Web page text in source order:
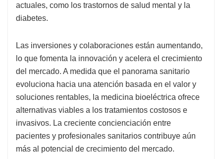
actuales, como los trastornos de salud mental y la
diabetes.
Las inversiones y colaboraciones están aumentando,
lo que fomenta la innovación y acelera el crecimiento
del mercado. A medida que el panorama sanitario
evoluciona hacia una atención basada en el valor y
soluciones rentables, la medicina bioeléctrica ofrece
alternativas viables a los tratamientos costosos e
invasivos. La creciente concienciación entre
pacientes y profesionales sanitarios contribuye aún
más al potencial de crecimiento del mercado.